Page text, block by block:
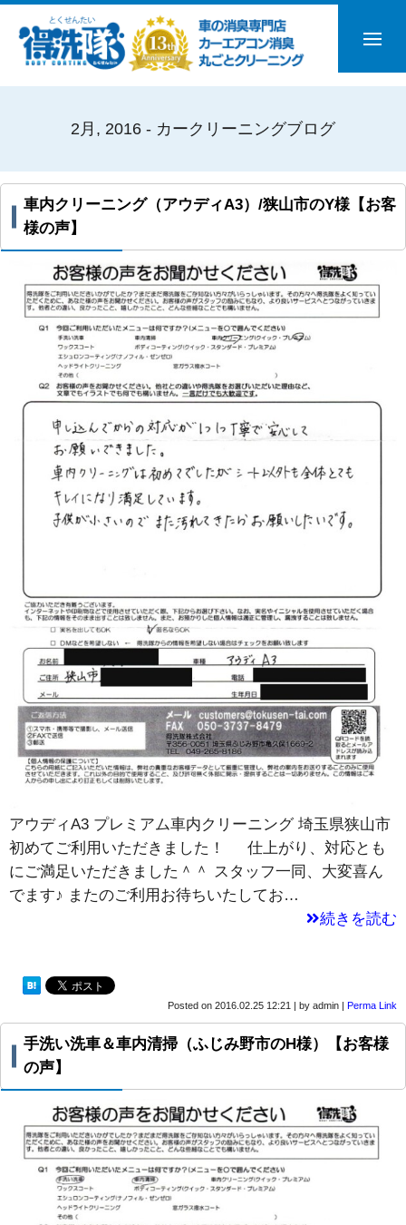
2月, 2016 - カークリーニングブログ
車内クリーニング（アウディA3）/狭山市のY様【お客
様の声】
アウディA3 プレミアム車内クリーニング 埼玉県狭山市
初めてご利用いただきました！ 仕上がり、対応とも
にご満足いただきました＾＾ スタッフ一同、大変喜ん
でます♪ またのご利用お待ちいたしてお…
続きを読む
Posted on 2016.02.25 12:21 by admin Perma Link
手洗い洗車＆車内清掃（ふじみ野市のH様）【お客様
の声】